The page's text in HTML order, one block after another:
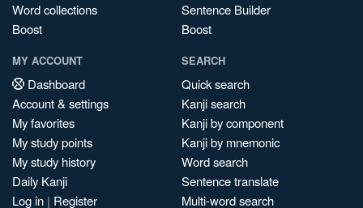
Word collections
Boost
Sentence Builder
Boost
MY ACCOUNT
Dashboard
Account & settings
My favorites
My study points
My study history
Daily Kanji
Log in | Register
SEARCH
Quick search
Kanji search
Kanji by component
Kanji by mnemonic
Word search
Sentence translate
Multi-word search